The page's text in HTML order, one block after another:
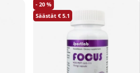
20
5.1